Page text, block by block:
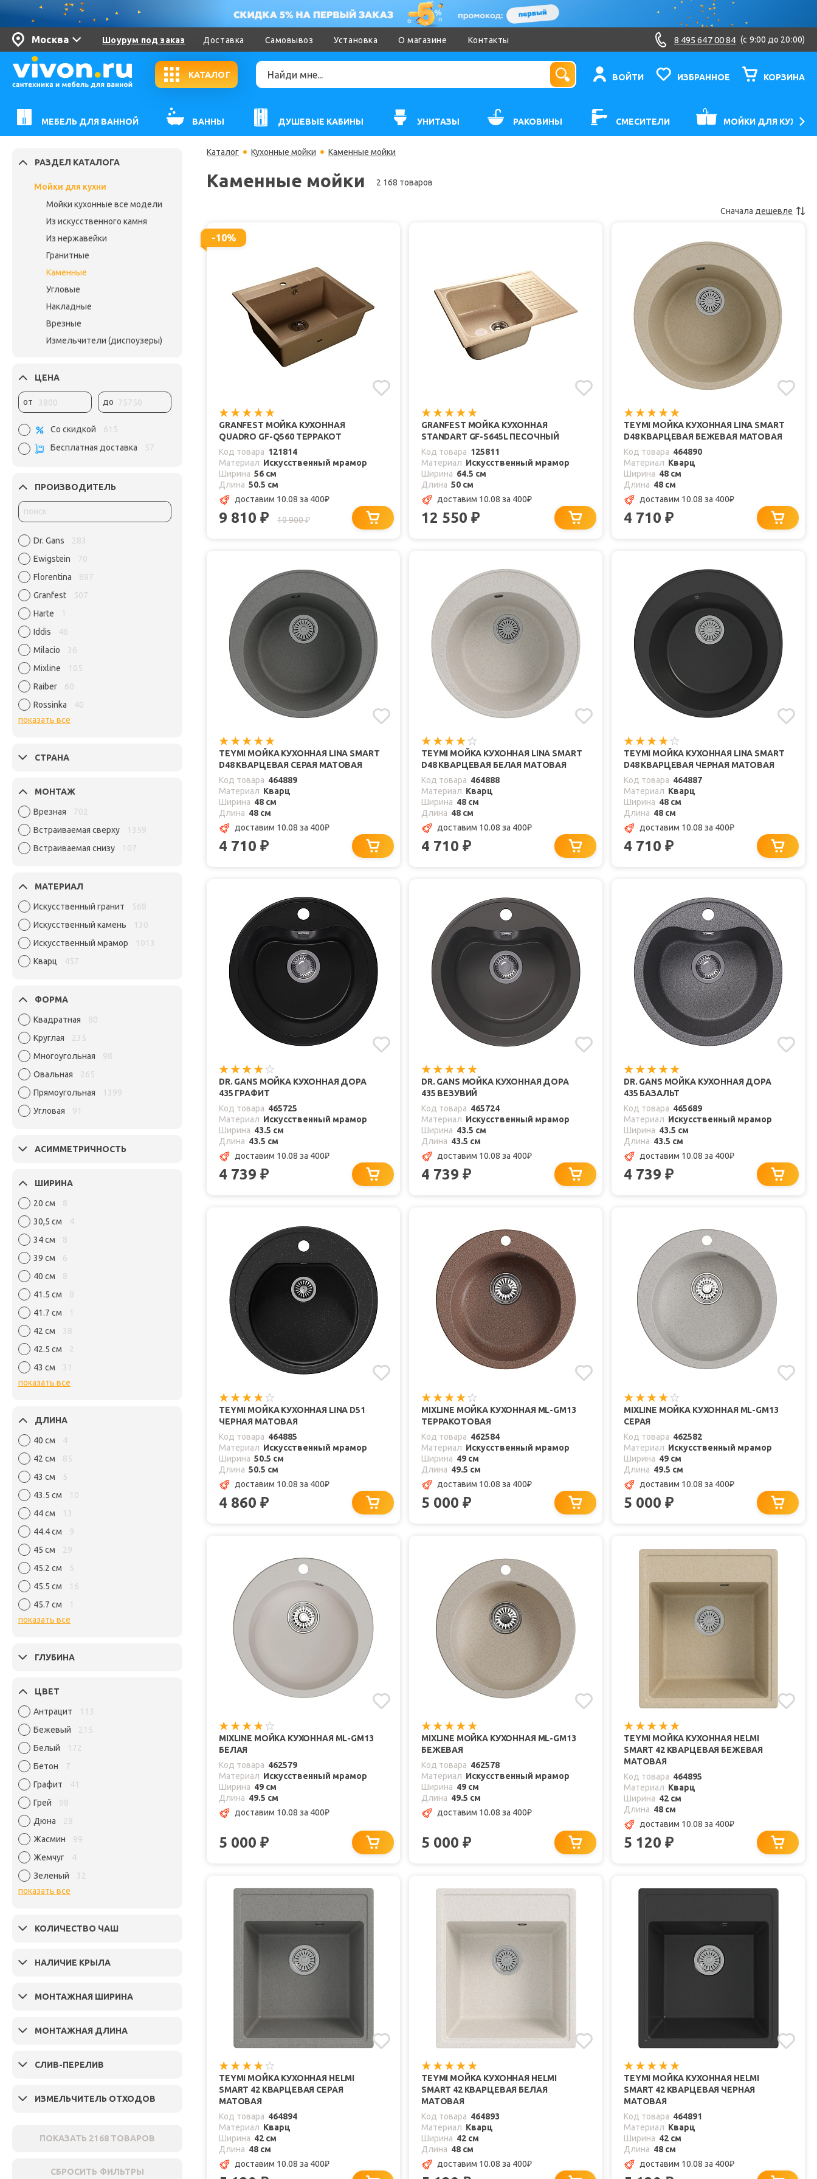
Москва Шоурум под заказ Доставка Самовывоз Установка О магазине Контакты 8 495 647 00 84 (c 9:00 до 20:00)
КАТАЛОГ ВОЙТИ ИЗБРАННОЕ КОРЗИНА
МЕБЕЛЬ ДЛЯ ВАННОЙ ВАННЫ ДУШЕВЫЕ КАБИНЫ УНИТАЗЫ РАКОВИНЫ СМЕСИТЕЛИ МОЙКИ ДЛЯ КУХНИ
РАЗДЕЛ КАТАЛОГА
Мойки для кухни
Мойки кухонные все модели
Из искусственного камня
Из нержавейки
Гранитные
Каменные
Угловые
Накладные
Врезные
Измельчители (диспоузеры)
ЦЕНА
от до
Со скидкой
615
Бесплатная доставка
57
ПРОИЗВОДИТЕЛЬ
Dr. Gans
283
Ewigstein
70
Florentina
897
Granfest
507
Harte
1
Iddis
46
Milacio
36
Mixline
105
Raiber
60
Rossinka
40
показать все
СТРАНА
МОНТАЖ
Врезная
702
Встраиваемая сверху
1359
Встраиваемая снизу
107
МАТЕРИАЛ
Искусственный гранит
568
Искусственный камень
130
Искусственный мрамор
1013
Кварц
457
ФОРМА
Квадратная
80
Круглая
235
Многоугольная
98
Овальная
265
Прямоугольная
1399
Угловая
91
АСИММЕТРИЧНОСТЬ
ШИРИНА
20 см
8
30,5 см
4
34 см
8
39 см
6
40 см
8
41.5 см
8
41.7 см
1
42 см
38
42.5 см
2
43 см
31
показать все
ДЛИНА
40 см
4
42 см
85
43 см
5
43.5 см
10
44 см
13
44.4 см
9
45 см
29
45.2 см
5
45.5 см
16
45.7 см
1
показать все
ГЛУБИНА
ЦВЕТ
Антрацит
113
Бежевый
215
Белый
172
Бетон
7
Графит
41
Грей
98
Дюна
28
Жасмин
99
Жемчуг
4
Зеленый
32
показать все
КОЛИЧЕСТВО ЧАШ
НАЛИЧИЕ КРЫЛА
МОНТАЖНАЯ ШИРИНА
МОНТАЖНАЯ ДЛИНА
СЛИВ-ПЕРЕЛИВ
ИЗМЕЛЬЧИТЕЛЬ ОТХОДОВ
ПОКАЗАТЬ 2168 ТОВАРОВ
СБРОСИТЬ ФИЛЬТРЫ
Каталог Кухонные мойки Каменные мойки
Каменные мойки 2 168 товаров
Сначала дешевле
-10%
GRANFEST МОЙКА КУХОННАЯ
QUADRO GF-Q560 ТЕРРАКОТ
Код товара 121814
Материал Искусственный мрамор
Ширина 56 см
Длина 50.5 см
доставим 10.08 за 400₽
9 810 ₽ 10 900₽
GRANFEST МОЙКА КУХОННАЯ
STANDART GF-S645L ПЕСОЧНЫЙ
Код товара 125811
Материал Искусственный мрамор
Ширина 64.5 см
Длина 50 см
доставим 10.08 за 400₽
12 550 ₽
TEYMI МОЙКА КУХОННАЯ LINA SMART
D48 КВАРЦЕВАЯ БЕЖЕВАЯ МАТОВАЯ
Код товара 464890
Материал Кварц
Ширина 48 см
Длина 48 см
доставим 10.08 за 400₽
4 710 ₽
TEYMI МОЙКА КУХОННАЯ LINA SMART
D48 КВАРЦЕВАЯ СЕРАЯ МАТОВАЯ
Код товара 464889
Материал Кварц
Ширина 48 см
Длина 48 см
доставим 10.08 за 400₽
4 710 ₽
TEYMI МОЙКА КУХОННАЯ LINA SMART
D48 КВАРЦЕВАЯ БЕЛАЯ МАТОВАЯ
Код товара 464888
Материал Кварц
Ширина 48 см
Длина 48 см
доставим 10.08 за 400₽
4 710 ₽
TEYMI МОЙКА КУХОННАЯ LINA SMART
D48 КВАРЦЕВАЯ ЧЕРНАЯ МАТОВАЯ
Код товара 464887
Материал Кварц
Ширина 48 см
Длина 48 см
доставим 10.08 за 400₽
4 710 ₽
DR. GANS МОЙКА КУХОННАЯ ДОРА
435 ГРАФИТ
Код товара 465725
Материал Искусственный мрамор
Ширина 43.5 см
Длина 43.5 см
доставим 10.08 за 400₽
4 739 ₽
DR. GANS МОЙКА КУХОННАЯ ДОРА
435 ВЕЗУВИЙ
Код товара 465724
Материал Искусственный мрамор
Ширина 43.5 см
Длина 43.5 см
доставим 10.08 за 400₽
4 739 ₽
DR. GANS МОЙКА КУХОННАЯ ДОРА
435 БАЗАЛЬТ
Код товара 465689
Материал Искусственный мрамор
Ширина 43.5 см
Длина 43.5 см
доставим 10.08 за 400₽
4 739 ₽
TEYMI МОЙКА КУХОННАЯ LINA D51
ЧЕРНАЯ МАТОВАЯ
Код товара 464885
Материал Искусственный мрамор
Ширина 50.5 см
Длина 50.5 см
доставим 10.08 за 400₽
4 860 ₽
MIXLINE МОЙКА КУХОННАЯ ML-GM13
ТЕРРАКОТОВАЯ
Код товара 462584
Материал Искусственный мрамор
Ширина 49 см
Длина 49.5 см
доставим 10.08 за 400₽
5 000 ₽
MIXLINE МОЙКА КУХОННАЯ ML-GM13
СЕРАЯ
Код товара 462582
Материал Искусственный мрамор
Ширина 49 см
Длина 49.5 см
доставим 10.08 за 400₽
5 000 ₽
MIXLINE МОЙКА КУХОННАЯ ML-GM13
БЕЛАЯ
Код товара 462579
Материал Искусственный мрамор
Ширина 49 см
Длина 49.5 см
доставим 10.08 за 400₽
5 000 ₽
MIXLINE МОЙКА КУХОННАЯ ML-GM13
БЕЖЕВАЯ
Код товара 462578
Материал Искусственный мрамор
Ширина 49 см
Длина 49.5 см
доставим 10.08 за 400₽
5 000 ₽
TEYMI МОЙКА КУХОННАЯ HELMI
SMART 42 КВАРЦЕВАЯ БЕЖЕВАЯ
МАТОВАЯ
Код товара 464895
Материал Кварц
Ширина 42 см
Длина 48 см
доставим 10.08 за 400₽
5 120 ₽
TEYMI МОЙКА КУХОННАЯ HELMI
SMART 42 КВАРЦЕВАЯ СЕРАЯ
МАТОВАЯ
Код товара 464894
Материал Кварц
Ширина 42 см
Длина 48 см
доставим 10.08 за 400₽
TEYMI МОЙКА КУХОННАЯ HELMI
SMART 42 КВАРЦЕВАЯ БЕЛАЯ
МАТОВАЯ
Код товара 464893
Материал Кварц
Ширина 42 см
Длина 48 см
доставим 10.08 за 400₽
TEYMI МОЙКА КУХОННАЯ HELMI
SMART 42 КВАРЦЕВАЯ ЧЕРНАЯ
МАТОВАЯ
Код товара 464891
Материал Кварц
Ширина 42 см
Длина 48 см
доставим 10.08 за 400₽